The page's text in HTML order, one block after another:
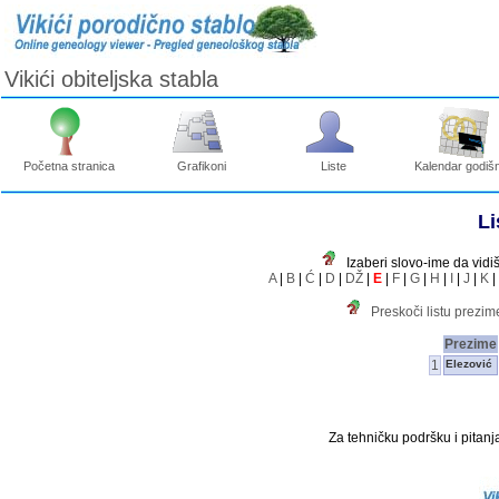
Vikići obiteljska stabla
Početna stranica Grafikoni Liste Kalendar
Izaberi slovo-ime da
A| B| Ć | D | DŽ| E| F| G| H | I| J | K|
Preskoči listu
Prezime
1
Elezović
Za tehničku podršku i